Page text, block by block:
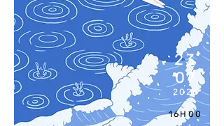
16H00
23
07
2026